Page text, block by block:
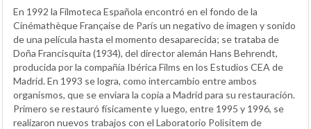
En 1992 la Filmoteca Española encontró en el fondo de la
Cinémathèque Française de París un negativo de imagen y sonido
de una película hasta el momento desaparecida; se trataba de
Doña Francisquita (1934), del director alemán Hans Behrendt,
producida por la compañía Ibérica Films en los Estudios CEA de
Madrid. En 1993 se logra, como intercambio entre ambos
organismos, que se enviara la copia a Madrid para su restauración.
Primero se restauró físicamente y luego, entre 1995 y 1996, se
realizaron nuevos trabajos con el Laboratorio Polisitem de